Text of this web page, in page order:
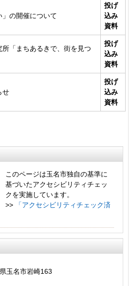
」の開催について
投げ
込み
資料
「まちあるきで、街を見つ
投げ
込み
資料
せ
投げ
込み
資料
このページは玉名市独自の基準に
基づいたアクセシビリティチェッ
クを実施しています。
>>
「アクセシビリティチェック済
玉名市岩崎163